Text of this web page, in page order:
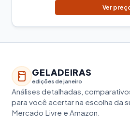
Ver
GELADEIRAS
edições de janeiro
Análises detalhadas,
para você acertar na escolha da
Mercado Livre e Amazon.